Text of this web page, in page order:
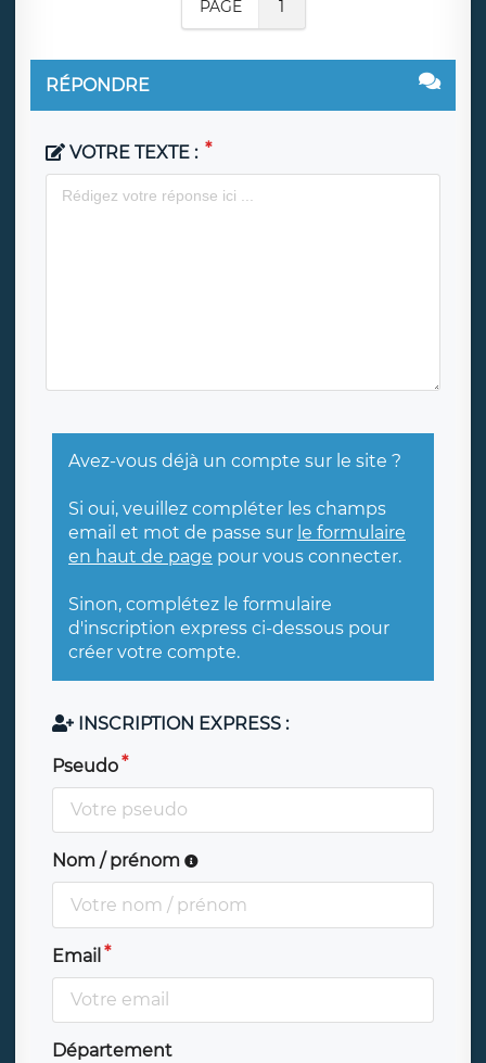
PAGE 1
RÉPONDRE
VOTRE TEXTE :
Avez-vous déjà un compte sur le site ?
Si oui, veuillez compléter les champs
email et mot de passe sur le formulaire
en haut de page pour vous connecter.
Sinon, complétez le formulaire
d'inscription express ci-dessous pour
créer votre compte.
INSCRIPTION EXPRESS :
Pseudo
Nom / prénom
Email
Département